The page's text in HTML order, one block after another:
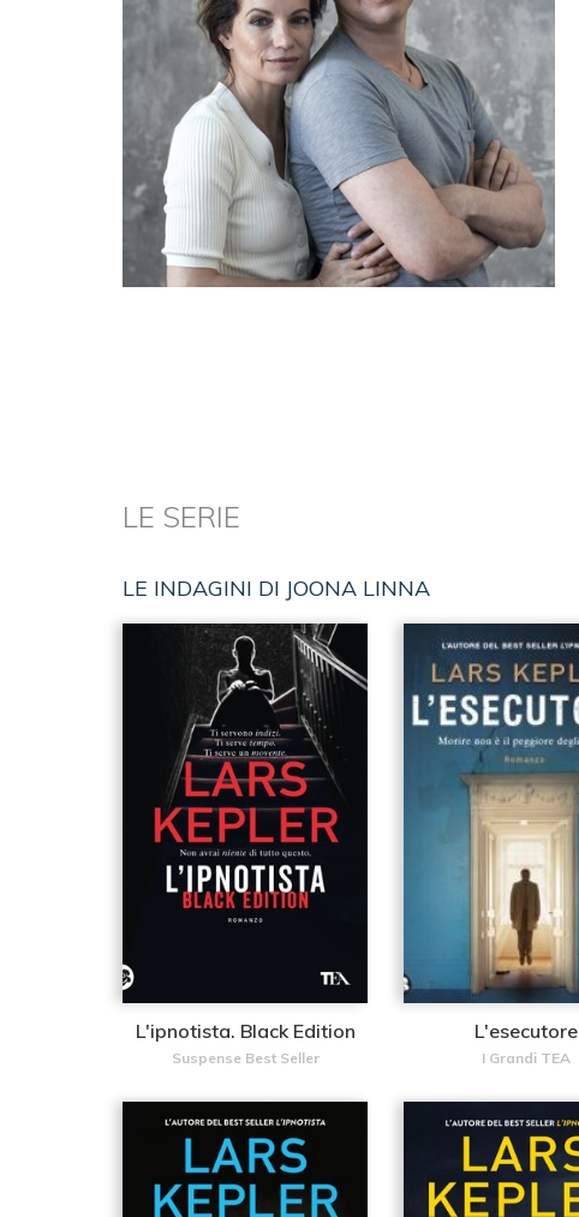
LE SERIE
LE INDAGINI DI JOONA LINNA
L'ipnotista. Black Edition
Suspense Best Seller
L'esecutore
I Grandi TEA